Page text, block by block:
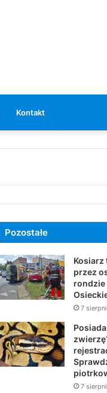
Kontakt
Pozostałe
przez
rondzie
7
7